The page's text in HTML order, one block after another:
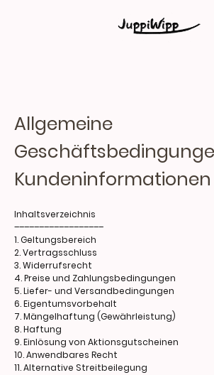
Allgemeine
Kundeninformationen
Inhaltsverzeichnis
––––––––––––––––––
1. Geltungsbereich
2. Vertragsschluss
3. Widerrufsrecht
4. Preise und Zahlungsbedingungen
5. Liefer- und Versandbedingungen
6. Eigentumsvorbehalt
7. Mängelhaftung (Gewährleistung)
8. Haftung
9. Einlösung von Aktionsgutscheinen
10. Anwendbares Recht
11. Alternative Streitbeilegung